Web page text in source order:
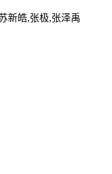
新皓,张极,张泽禹